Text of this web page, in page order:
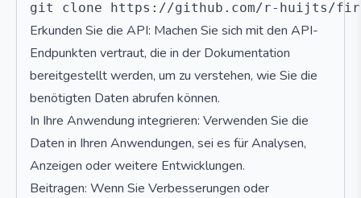
Erkunden Sie die API: Machen Sie sich mit den API-
Endpunkten vertraut, die in der Dokumentation
bereitgestellt werden, um zu verstehen, wie Sie die
benötigten Daten abrufen können.
In Ihre Anwendung integrieren: Verwenden Sie die
Daten in Ihren Anwendungen, sei es für Analysen,
Anzeigen oder weitere Entwicklungen.
Beitragen: Wenn Sie Verbesserungen oder